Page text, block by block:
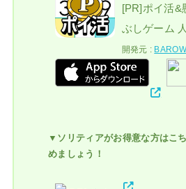
[PR]ポイ活&
ぶしゲーム
開発元 :
▼ソリティアがお得意な方はこ
めましょう！